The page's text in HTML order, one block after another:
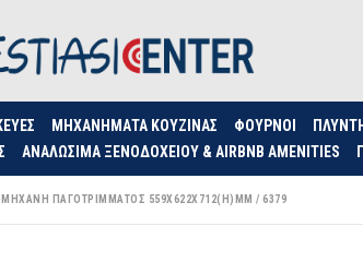
ΜΗΧΑΝΉΜΑΤΑ ΚΟΥΖΊΝΑΣ ΦΟΥΡΝΟΙ
ΑΝΑΛΏΣΙΜΑ ΞΕΝΟΔΟΧΕΊΟΥ & AIRBNB AMENITIES
ΠΑΓΟΤΡΊΜΜΑΤΟΣ 559X622X712(H)MM / 6379